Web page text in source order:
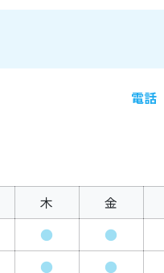
電話
木 金
● ●
● ●